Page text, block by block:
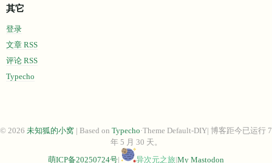
其它
登录
文章 RSS
评论 RSS
Typecho
© 2026 未知狐的小窝 | Based on Typecho·Theme Default-DIY| 博客距今已运行 7
年 5 月 30 天。
萌ICP备20250724号| 异次元之旅|My Mastodon